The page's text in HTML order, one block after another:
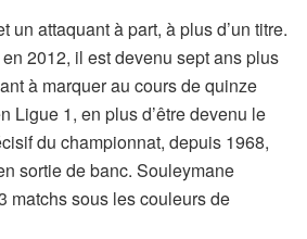
un attaquant à part, à plus d’un titre.
2012, il est devenu sept ans plus
à marquer au cours de quinze
Ligue 1, en plus d’être devenu le
du championnat, depuis 1968,
sortie de banc. Souleymane
matchs sous les couleurs de